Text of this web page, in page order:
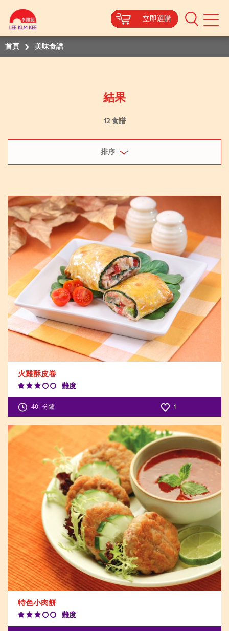
立即選購
Mobile
立即選購
立即選購
立即選購
立即選購
立即選購
立即選購
立即選購
立即選購
立即選購
首頁 美味食譜
結果
12 食譜
排序
火雞酥皮卷
難度
40 分鐘 1
特色小肉餅
難度
Level:3